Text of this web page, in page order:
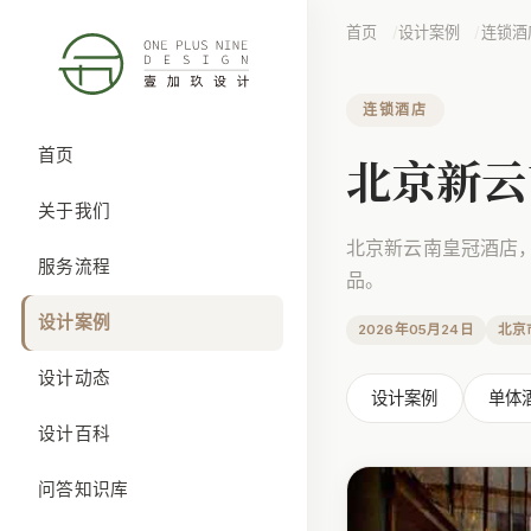
首页
关于我们
服务流程
设计案例
设计动态
设计百科
问答知识库
首页 设计案例 连锁酒
连锁酒店
北京新
北京新云南皇冠酒店
品。
2026年05月24日 北京
设计案例 单体